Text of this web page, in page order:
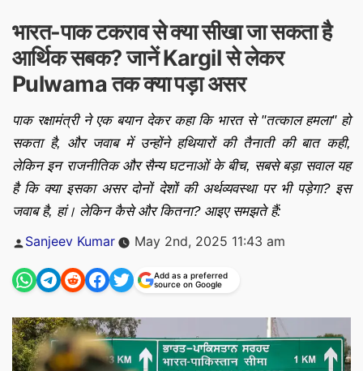
भारत-पाक टकराव से क्या सीखा जा सकता है
आर्थिक सबक? जानें Kargil से लेकर
Pulwama तक क्या पड़ा असर
पाक रक्षामंत्री ने एक बयान देकर कहा कि भारत से "तत्काल हमला" हो
सकता है, और जवाब में उन्होंने हथियारों की तैनाती की बात कही,
लेकिन इन राजनीतिक और सैन्य घटनाओं के बीच, सबसे बड़ा सवाल यह
है कि क्या इसका असर दोनों देशों की अर्थव्यवस्था पर भी पड़ेगा? इस
जवाब है, हां। लेकिन कैसे और कितना? आइए समझते हैं:
Posted
Sanjeev Kumar May 2nd, 2025 11:43 am
Add as a preferred
source on Google